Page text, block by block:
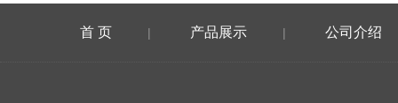
首 页 | 产品展示 | 公司介绍